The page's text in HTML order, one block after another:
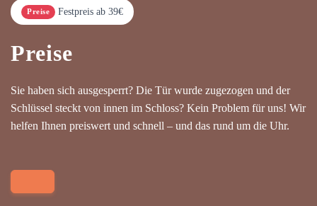
Preise Festpreis ab 39€
Preise
Sie haben sich ausgesperrt? Die Tür wurde zugezogen und der
Schlüssel steckt von innen im Schloss? Kein Problem für uns! Wir
helfen Ihnen preiswert und schnell – und das rund um die Uhr.